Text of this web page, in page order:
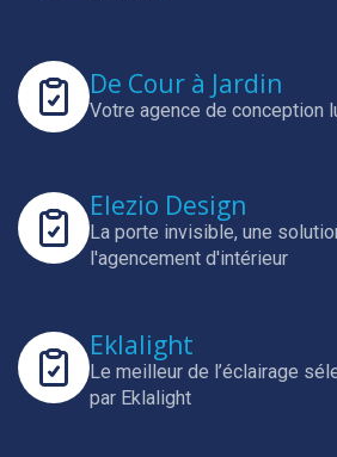
De Cour à Jardin
Votre agence de conception
Elezio Design
La porte invisible, une
l'agencement d'intérieur
Eklalight
Le meilleur de l’éclairage
par Eklalight